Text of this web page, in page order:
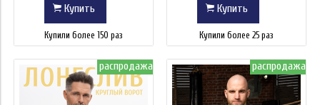
Купить
Купили более 150 раз
Купить
Купили более 25 раз
распродажа распродажа